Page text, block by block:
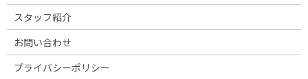
スタッフ紹介
お問い合わせ
プライバシーポリシー